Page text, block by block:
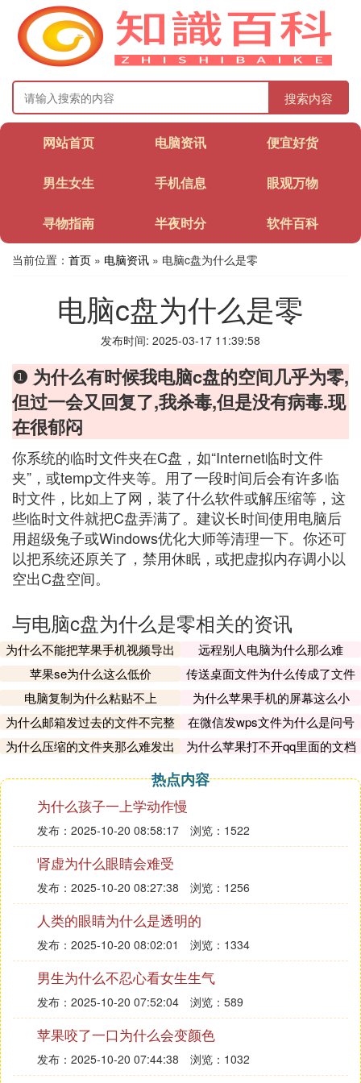
搜索内容
网站首页 电脑资讯 便宜好货
男生女生 手机信息 眼观万物
寻物指南 半夜时分 软件百科
当前位置： 首页 » 电脑资讯 » 电脑c盘为什么是零
电脑c盘为什么是零
发布时间: 2025-03-17 11:39:58
❶ 为什么有时候我电脑c盘的空间几乎为零,
但过一会又回复了,我杀毒,但是没有病毒.现
在很郁闷
你系统的临时文件夹在C盘，如“Internet临时文件
夹”，或temp文件夹等。用了一段时间后会有许多临
时文件，比如上了网，装了什么软件或解压缩等，这
些临时文件就把C盘弄满了。建议长时间使用电脑后
用超级兔子或Windows优化大师等清理一下。你还可
以把系统还原关了，禁用休眠，或把虚拟内存调小以
空出C盘空间。
与电脑c盘为什么是零相关的资讯
为什么不能把苹果手机视频导出
远程别人电脑为什么那么难
苹果se为什么这么低价
传送桌面文件为什么传成了文件
夹
电脑复制为什么粘贴不上
为什么苹果手机的屏幕这么小
为什么邮箱发过去的文件不完整
呢
在微信发wps文件为什么是问号
为什么压缩的文件夹那么难发出
为什么苹果打不开qq里面的文档
热点内容
为什么孩子一上学动作慢
发布：2025-10-20 08:58:17 浏览：1522
肾虚为什么眼睛会难受
发布：2025-10-20 08:27:38 浏览：1256
人类的眼睛为什么是透明的
发布：2025-10-20 08:02:01 浏览：1334
男生为什么不忍心看女生生气
发布：2025-10-20 07:52:04 浏览：589
苹果咬了一口为什么会变颜色
发布：2025-10-20 07:44:38 浏览：1032